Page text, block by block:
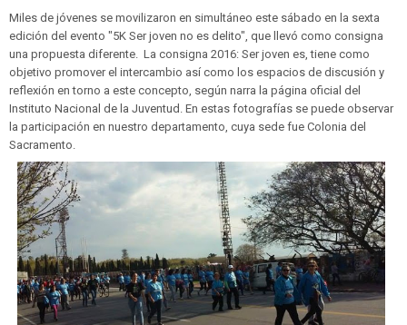
Miles de jóvenes se movilizaron en simultáneo este sábado en la sexta
edición del evento "5K Ser joven no es delito", que llevó como consigna
una propuesta diferente. La consigna 2016: Ser joven es, tiene como
objetivo promover el intercambio así como los espacios de discusión y
reflexión en torno a este concepto, según narra la página oficial del
Instituto Nacional de la Juventud. En estas fotografías se puede observar
la participación en nuestro departamento, cuya sede fue Colonia del
Sacramento.